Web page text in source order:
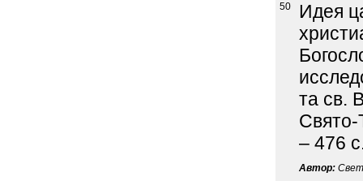
50
Идея
та св.
Свято-
– 476
Автор: